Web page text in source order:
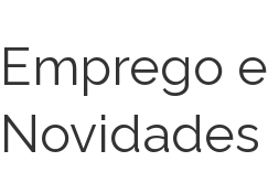
Emprego e
Novidades